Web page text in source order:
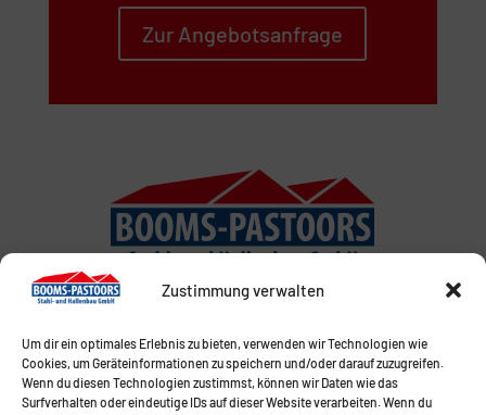
Zustimmung verwalten
Um dir ein optimales Erlebnis zu bieten, verwenden wir Technologien wie
Cookies, um Geräteinformationen zu speichern und/oder darauf zuzugreifen.
Wenn du diesen Technologien zustimmst, können wir Daten wie das
Surfverhalten oder eindeutige IDs auf dieser Website verarbeiten. Wenn du
Zur Angebotsanfrage